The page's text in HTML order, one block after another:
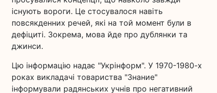
існують вороги. Це стосувалося навіть
повсякденних речей, які на той момент були в
дефіциті. Зокрема, мова йде про дублянки та
джинси.
Цю інформацію надає "Укрінформ". У 1970-1980-х
роках викладачі товариства "Знание"
інформували радянських учнів про негативний